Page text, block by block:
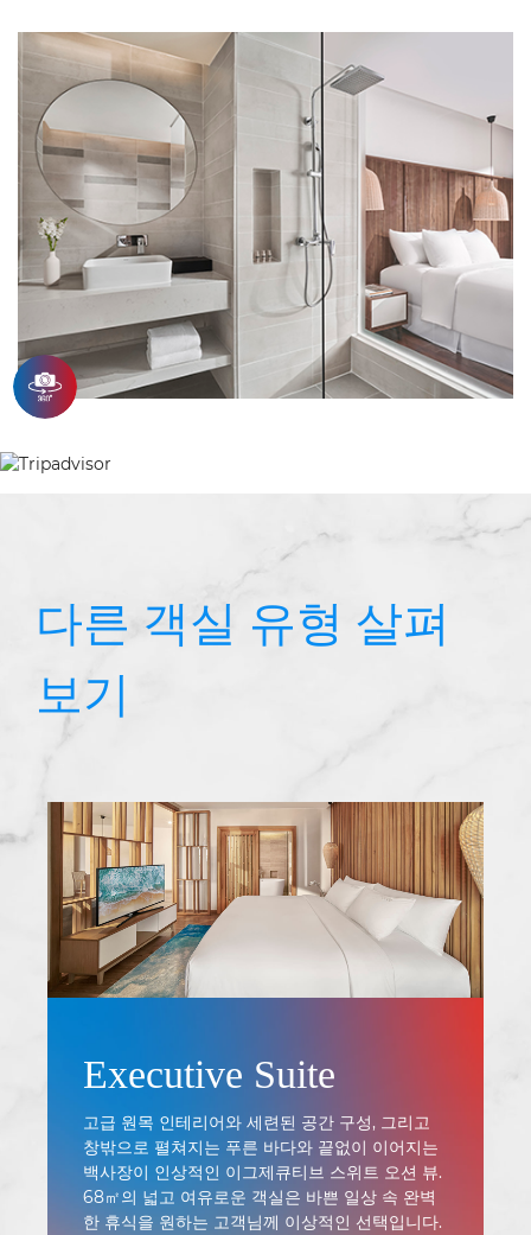
다른 객실 유형 살펴
보기
Executive Suite
고급 원목 인테리어와 세련된 공간 구성, 그리고
창밖으로 펼쳐지는 푸른 바다와 끝없이 이어지는
백사장이 인상적인 이그제큐티브 스위트 오션 뷰.
68㎡의 넓고 여유로운 객실은 바쁜 일상 속 완벽
한 휴식을 원하는 고객님께 이상적인 선택입니다.